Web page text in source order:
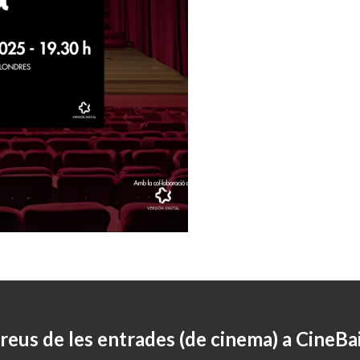
de les entrades (de cinema) a